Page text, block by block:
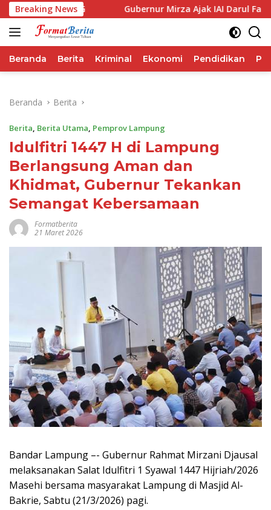
Langsung
ke
konten
Breaking News
IHSG Gubernur Mirza Ajak IAI Darul Fattah
Beranda Berita Kriminal Ekonomi Pendidikan
Beranda Berita
Berita, Berita Utama, Pemprov Lampung
Idulfitri 1447 H di Lampung
Berlangsung Aman dan
Khidmat, Gubernur Tekankan
Semangat Kebersamaan
Formatberita
21 Maret 2026
Bandar Lampung –- Gubernur Rahmat Mirzani Djausal
melaksanakan Salat Idulfitri 1 Syawal 1447 Hijriah/2026
Masehi bersama masyarakat Lampung di Masjid Al-
Bakrie, Sabtu (21/3/2026) pagi.